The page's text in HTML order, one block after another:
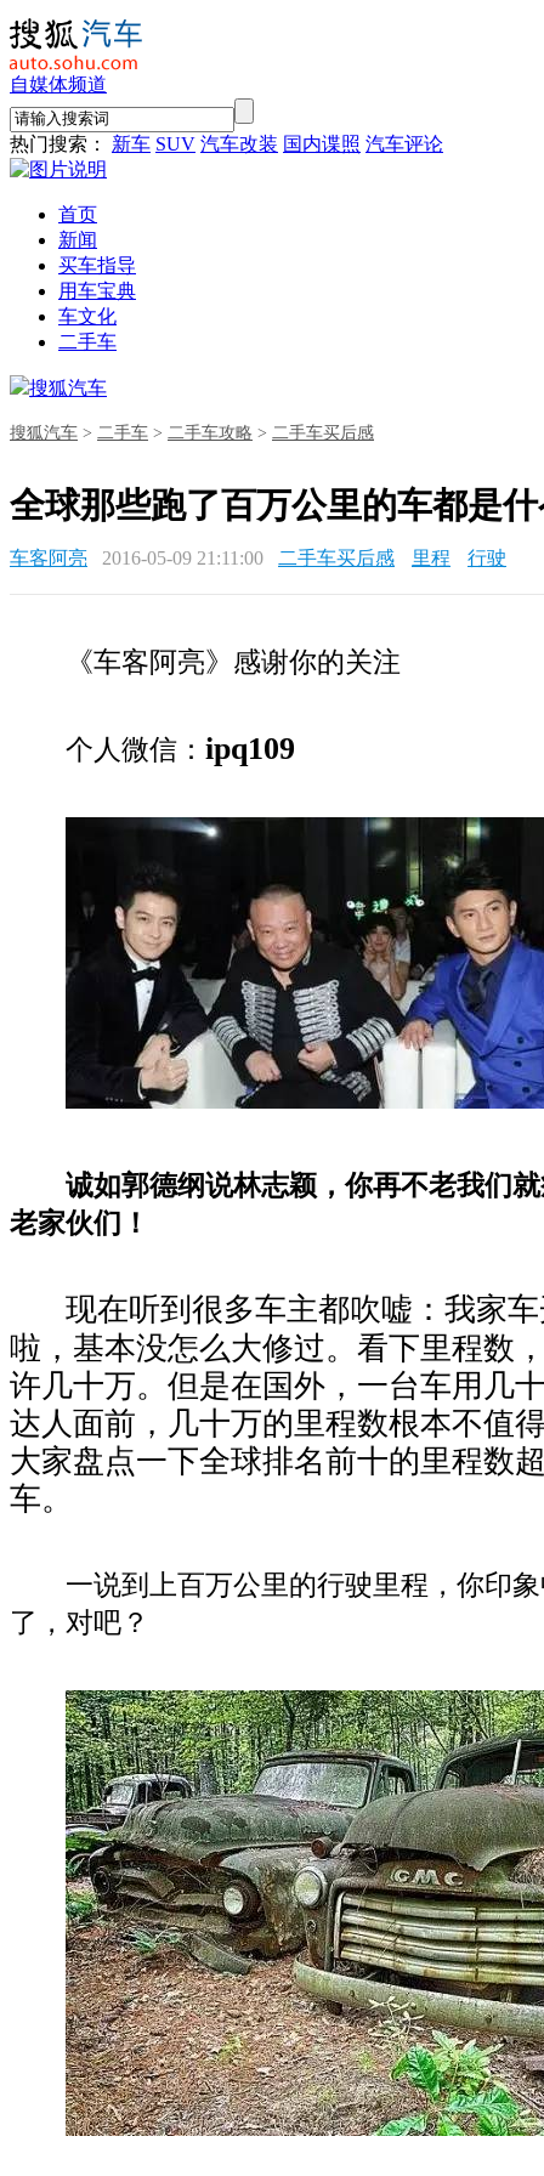
自媒体频道
热门搜索： 新车 SUV 汽车改装 国内谍照 汽车评论
首页
新闻
买车指导
用车宝典
车文化
二手车
搜狐汽车
搜狐汽车 > 二手车 > 二手车攻略 > 二手车买后感
全球那些跑了百万公里的车都是
车客阿亮 2016-05-09 21:11:00 二手车买后感 里程 行驶
《车客阿亮》感谢你的关注
个人微信： ipq109
诚如郭德纲说林志颖，你再不老我们
老家伙们！
现在听到很多车主都吹嘘：我家
啦，基本没怎么大修过。看下里程数
许几十万。但是在国外，一台车用几
达人面前，几十万的里程数根本不值
大家盘点一下全球排名前十的里程数
车。
一说到上百万公里的行驶里程，你印象
了，对吧？